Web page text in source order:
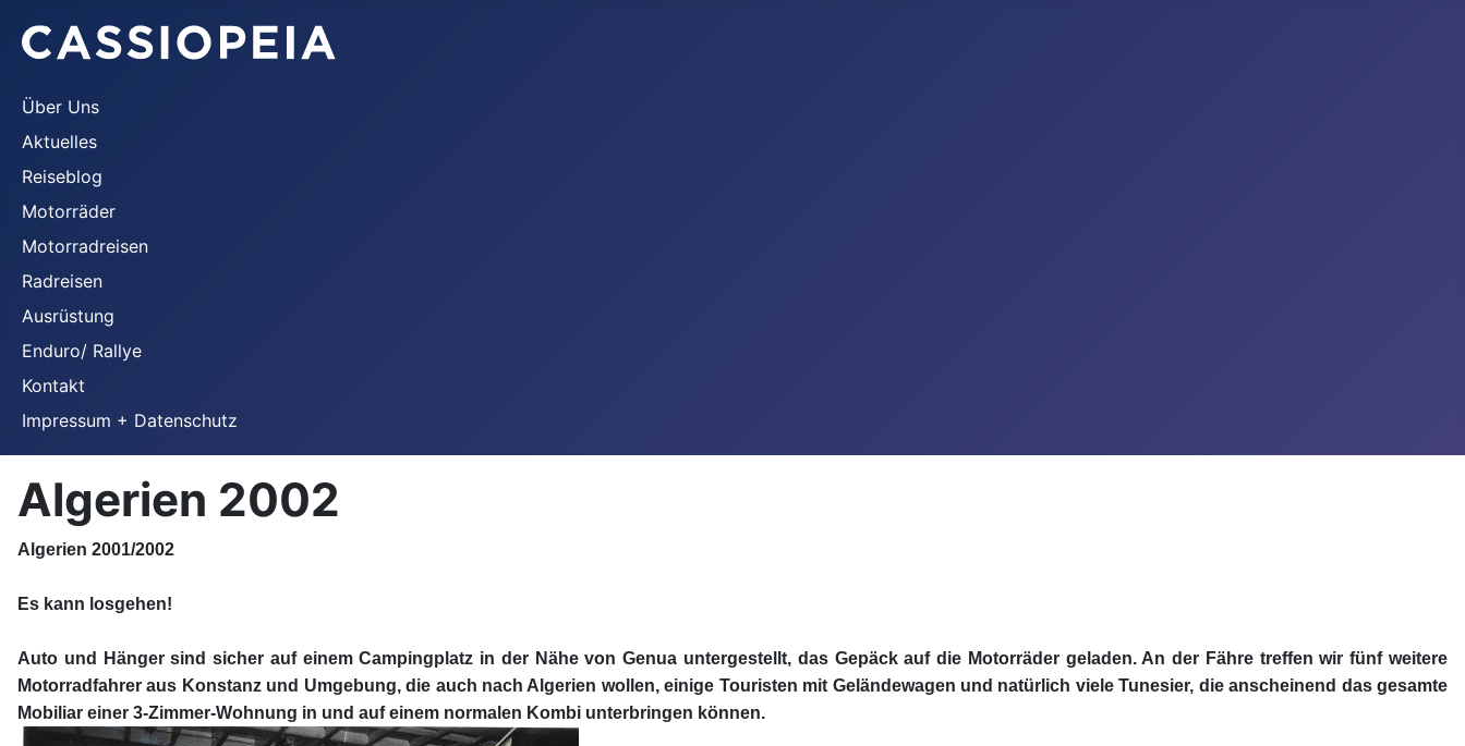
Über Uns
Aktuelles
Reiseblog
Motorräder
Motorradreisen
Radreisen
Ausrüstung
Enduro/ Rallye
Kontakt
Impressum + Datenschutz
Algerien 2002
Algerien 2001/2002
Es kann losgehen!
Auto und Hänger sind sicher auf einem Campingplatz in der Nähe von Genua untergestellt, das Gepäck auf die Motorräder geladen. An der Fähre treffen wir fünf weitere
Motorradfahrer aus Konstanz und Umgebung, die auch nach Algerien wollen, einige Touristen mit Geländewagen und natürlich viele Tunesier, die anscheinend das gesamte
Mobiliar einer 3-Zimmer-Wohnung in und auf einem normalen Kombi unterbringen können.